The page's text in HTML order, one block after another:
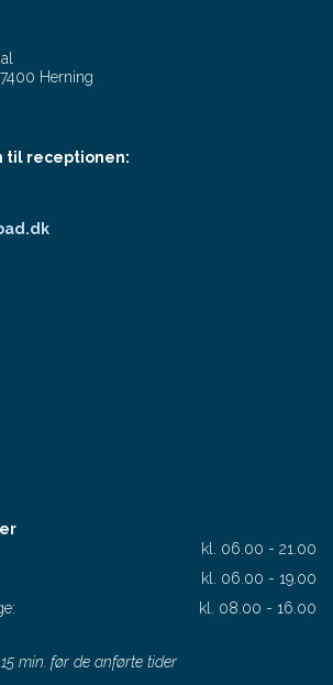
Herning
til receptionen:
kl. 06.00 - 21.00
kl. 06.00 - 19.00
kl. 08.00 - 16.00
min. før de anførte tider